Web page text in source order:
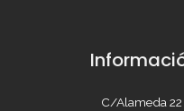
C/Alameda